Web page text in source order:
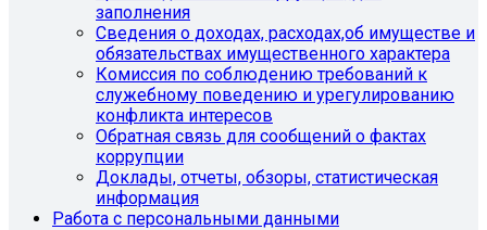
заполнения
Сведения о доходах, расходах,об имуществе и
обязательствах имущественного характера
Комиссия по соблюдению требований к
служебному поведению и урегулированию
конфликта интересов
Обратная связь для сообщений о фактах
коррупции
Доклады, отчеты, обзоры, статистическая
информация
Работа с персональными данными